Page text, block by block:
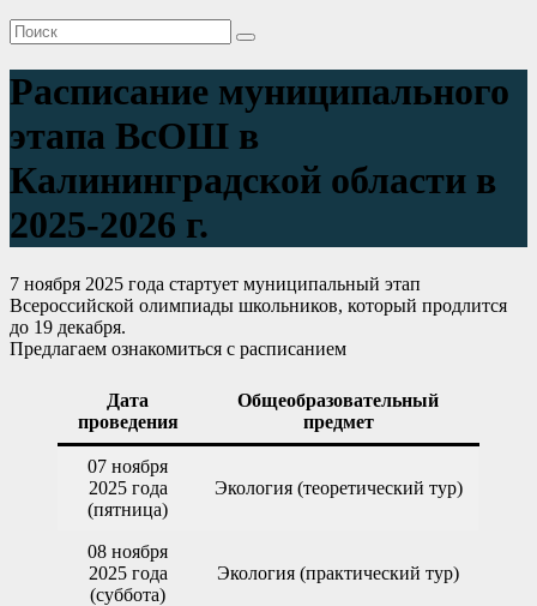
Расписание муниципального
этапа ВсОШ в
Калининградской области в
2025-2026 г.
7 ноября 2025 года стартует муниципальный этап
Всероссийской олимпиады школьников, который продлится
до 19 декабря.
Предлагаем ознакомиться с расписанием
Дата
проведения
Общеобразовательный
предмет
07 ноября
2025 года
(пятница)
Экология (теоретический тур)
08 ноября
2025 года
(суббота)
Экология (практический тур)